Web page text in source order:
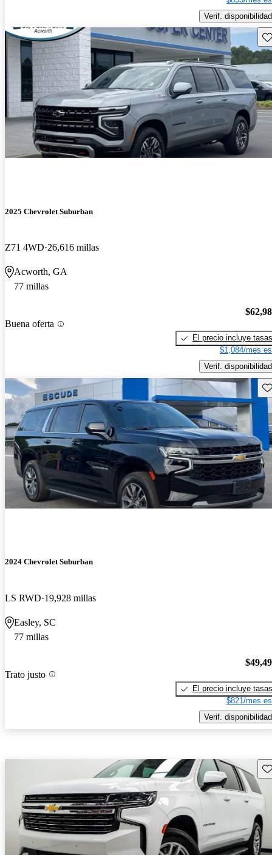
Verif. disponibilidad
2025 Chevrolet Suburban
Z71 4WD 26,616 millas
Acworth, GA
77 millas
Buena oferta
El precio incluye tasas
$1,084/mes
Verif. disponibilidad
2024 Chevrolet Suburban
LS RWD 19,928 millas
Easley, SC
77 millas
Trato justo
El precio incluye tasas
$821/mes
Verif. disponibilidad